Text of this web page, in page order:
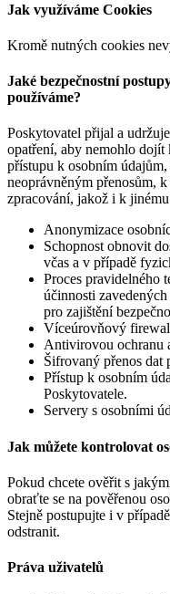
Jak využíváme Cookies
Kromě nutných cookies
Jaké bezpečnostní
používáme?
Poskytovatel přijal a
opatření, aby nemohlo dojít
přístupu k osobním
neoprávněným přenosům,
zpracování, jakož i k
Anonymizace
Schopnost obnovit
včas a v případě
Proces pravidelného
účinnosti
pro zajištění
Víceúrovňový
Antivirovou ochranu
Šifrovaný přenos
Přístup k osobním
Poskytovatele.
Servery s osobními
Jak můžete kontrolovat
Pokud chcete ověřit s
obraťte se na pověřenou
Stejně postupujte i v
odstranit.
Práva uživatelů